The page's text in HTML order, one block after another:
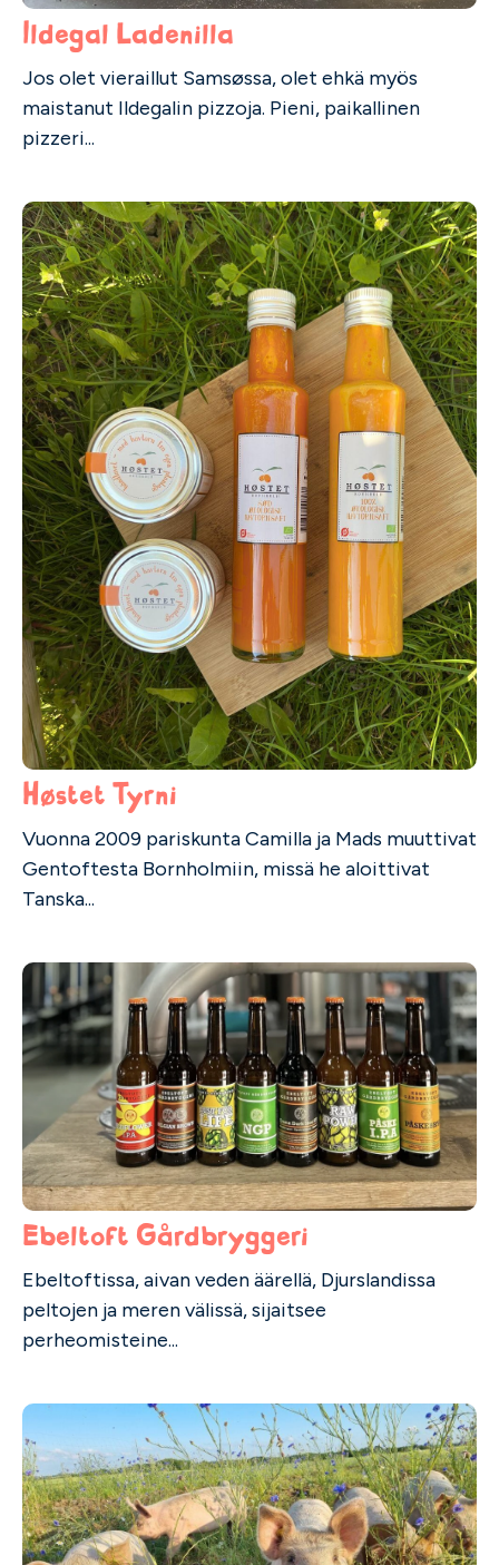
Ildegal Ladenilla
Jos olet vieraillut Samsøssa, olet ehkä myös
maistanut Ildegalin pizzoja. Pieni, paikallinen
pizzeri...
Høstet Tyrni
Vuonna 2009 pariskunta Camilla ja Mads muuttivat
Gentoftesta Bornholmiin, missä he aloittivat
Tanska...
Ebeltoft Gårdbryggeri
Ebeltoftissa, aivan veden äärellä, Djurslandissa
peltojen ja meren välissä, sijaitsee
perheomisteine...